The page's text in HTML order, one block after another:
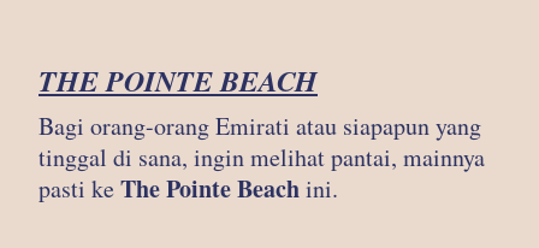
THE POINTE BEACH
Bagi orang-orang Emirati atau siapapun yang
tinggal di sana, ingin melihat pantai, mainnya
pasti keThe Pointe Beachini.